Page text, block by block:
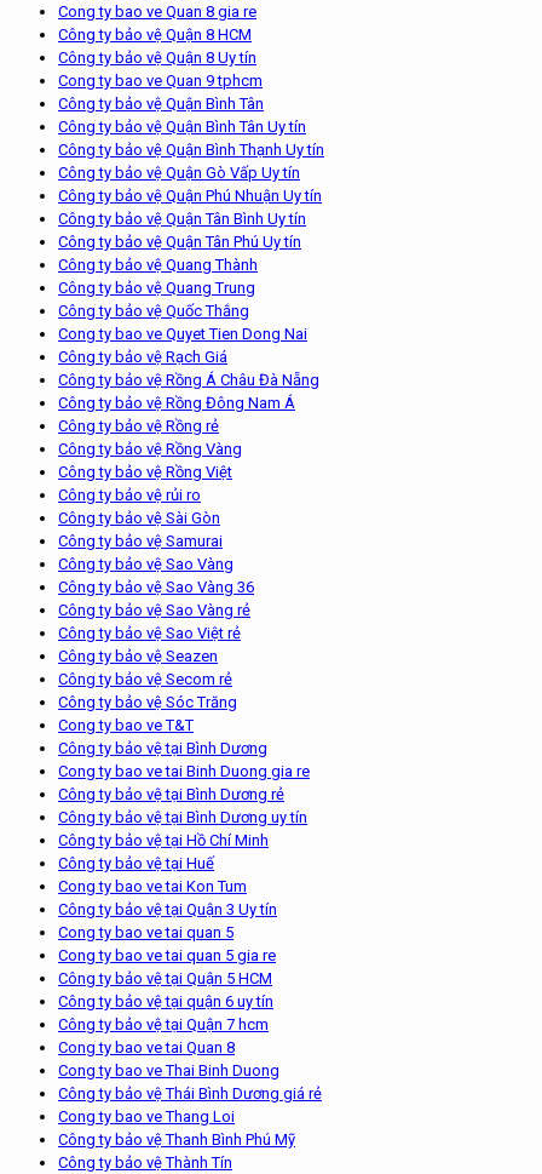
Cong ty bao ve Quan 8 gia re
Công ty bảo vệ Quận 8 HCM
Công ty bảo vệ Quận 8 Uy tín
Cong ty bao ve Quan 9 tphcm
Công ty bảo vệ Quận Bình Tân
Công ty bảo vệ Quận Bình Tân Uy tín
Công ty bảo vệ Quận Bình Thạnh Uy tín
Công ty bảo vệ Quận Gò Vấp Uy tín
Công ty bảo vệ Quận Phú Nhuận Uy tín
Công ty bảo vệ Quận Tân Bình Uy tín
Công ty bảo vệ Quận Tân Phú Uy tín
Công ty bảo vệ Quang Thành
Công ty bảo vệ Quang Trung
Công ty bảo vệ Quốc Thắng
Cong ty bao ve Quyet Tien Dong Nai
Công ty bảo vệ Rạch Giá
Công ty bảo vệ Rồng Á Châu Đà Nẵng
Công ty bảo vệ Rồng Đông Nam Á
Công ty bảo vệ Rồng rẻ
Công ty bảo vệ Rồng Vàng
Công ty bảo vệ Rồng Việt
Công ty bảo vệ rủi ro
Công ty bảo vệ Sài Gòn
Công ty bảo vệ Samurai
Công ty bảo vệ Sao Vàng
Công ty bảo vệ Sao Vàng 36
Công ty bảo vệ Sao Vàng rẻ
Công ty bảo vệ Sao Việt rẻ
Công ty bảo vệ Seazen
Công ty bảo vệ Secom rẻ
Công ty bảo vệ Sóc Trăng
Cong ty bao ve T&T
Công ty bảo vệ tại Bình Dương
Cong ty bao ve tai Binh Duong gia re
Công ty bảo vệ tại Bình Dương rẻ
Công ty bảo vệ tại Bình Dương uy tín
Công ty bảo vệ tại Hồ Chí Minh
Công ty bảo vệ tại Huế
Cong ty bao ve tai Kon Tum
Công ty bảo vệ tại Quận 3 Uy tín
Cong ty bao ve tai quan 5
Cong ty bao ve tai quan 5 gia re
Công ty bảo vệ tại Quận 5 HCM
Công ty bảo vệ tại quận 6 uy tín
Công ty bảo vệ tại Quận 7 hcm
Cong ty bao ve tai Quan 8
Cong ty bao ve Thai Binh Duong
Công ty bảo vệ Thái Bình Dương giá rẻ
Cong ty bao ve Thang Loi
Công ty bảo vệ Thanh Bình Phú Mỹ
Công ty bảo vệ Thành Tín